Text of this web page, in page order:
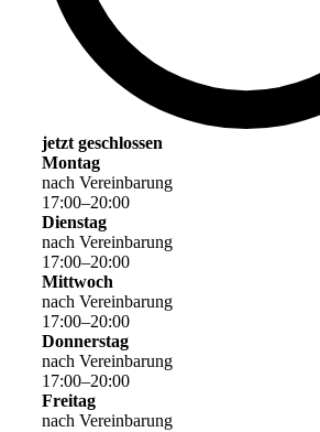
jetzt geschlossen
Montag
nach Vereinbarung
17:00–20:00
Dienstag
nach Vereinbarung
17:00–20:00
Mittwoch
nach Vereinbarung
17:00–20:00
Donnerstag
nach Vereinbarung
17:00–20:00
Freitag
nach Vereinbarung